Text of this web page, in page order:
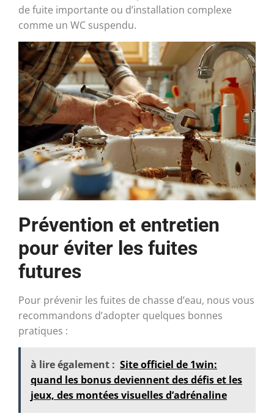
de fuite importante ou d’installation complexe
comme un WC suspendu.
Prévention et entretien
pour éviter les fuites
futures
Pour prévenir les fuites de chasse d’eau, nous vous
recommandons d’adopter quelques bonnes
pratiques :
à lire également : Site officiel de 1win:
quand les bonus deviennent des défis et les
jeux, des montées visuelles d’adrénaline